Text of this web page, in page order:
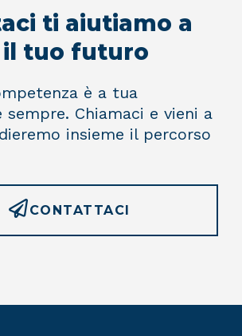
ti aiutiamo a
tuo futuro
è a tua
sempre. Chiamaci e vieni a
insieme il percorso
CONTATTACI